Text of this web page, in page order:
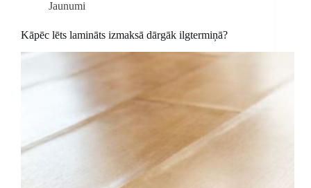
Jaunumi
Kāpēc lēts lamināts izmaksā dārgāk ilgtermiņā?